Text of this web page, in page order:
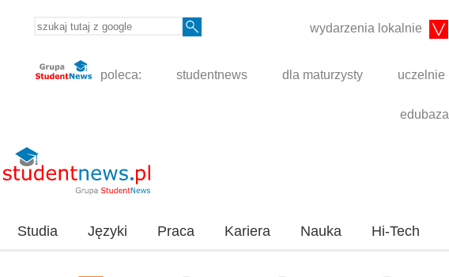
wydarzenia lokalnie
poleca: studentnews dla maturzysty uczelnie
edubaza
Studia Języki Praca Kariera Nauka Hi-Tech